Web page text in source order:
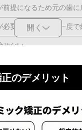
前提になるため元の歯に
必要になり治療が一度で
せない
比べて費用が高額になり
メリット
く歯の形や色も同時に整
開く
のデメリット